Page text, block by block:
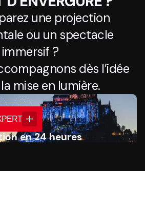
une projection
ou un spectacle
immersif ?
dès l’idée
la mise en lumière.
en 24 heures